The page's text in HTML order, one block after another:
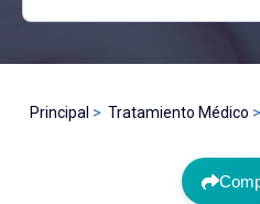
Principal Tratamiento Médico